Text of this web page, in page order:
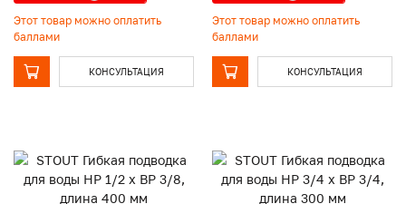
Этот товар можно оплатить
баллами
КОНСУЛЬТАЦИЯ
Этот товар можно оплатить
баллами
КОНСУЛЬТАЦИЯ